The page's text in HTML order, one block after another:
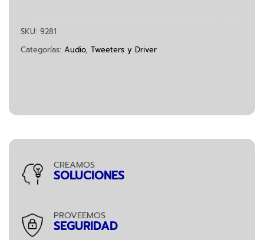
SKU: 9281
Categorías: Audio, Tweeters y Driver
CREAMOS
SOLUCIONES
PROVEEMOS
SEGURIDAD